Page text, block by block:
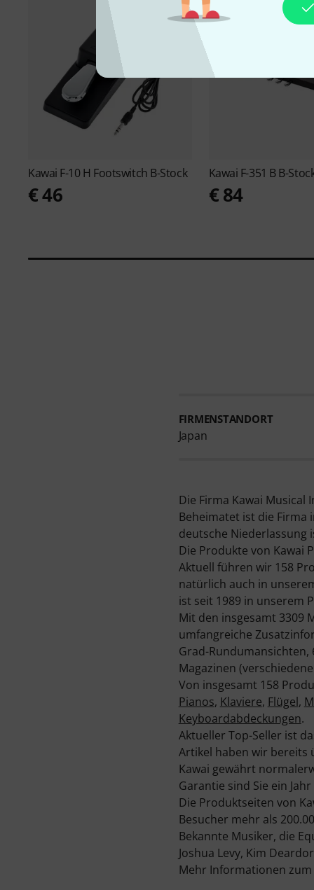
Kawai F-10 H Footswitch B-Stock
€ 46
Kawai F-351 B B-
€ 84
FIRMENSTANDORT
Japan
Die Firma Kawai
Beheimatet ist die Firma
deutsche Niederlassung
Die Produkte von Kawai
Aktuell führen wir 158
natürlich auch in
ist seit 1989 in unserem
Mit den insgesamt 3309
umfangreiche
Grad-Rundumansichten,
Magazinen
Von insgesamt 158
Pianos, Klaviere, Flügel,
Keyboardabdeckungen.
Aktueller Top-Seller ist
Artikel haben wir bereits
Kawai gewährt
Garantie sind Sie ein
Die Produktseiten von
Besucher mehr als
Bekannte Musiker, die
Joshua Levy, Kim
Mehr Informationen